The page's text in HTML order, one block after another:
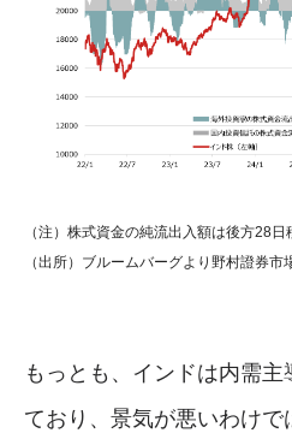
（注）株式資金の純流出入額は後方28日
（出所）ブルームバーグより野村證券
もっとも、インドは内需
ており、景気が悪いわけ